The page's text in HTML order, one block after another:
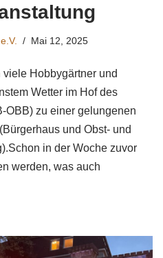
Mai 12, 2025
Hobbygärtner und
Wetter im Hof des
OBB) zu einer gelungenen
und Obst- und
in der Woche zuvor
werden, was auch